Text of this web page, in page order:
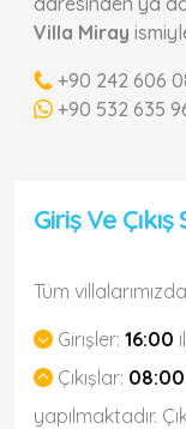
Villa Miray
+90 242 606
+90 532 635
Giriş Ve
Tüm
Girişler: 16:00
Çıkışlar: 08:00
yapılmaktadır.